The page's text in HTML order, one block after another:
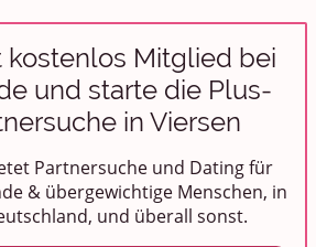
kostenlos Mitglied bei
und starte die Plus-
in Viersen
Partnersuche und Dating für
& übergewichtige Menschen, in
und überall sonst.